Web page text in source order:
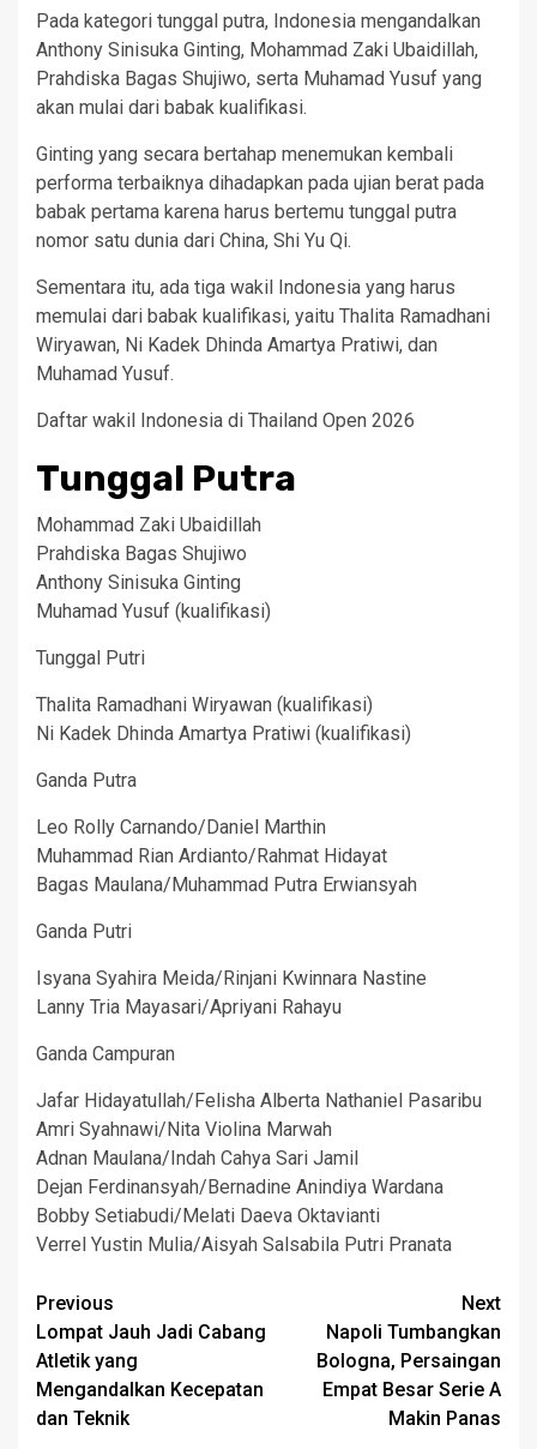
Pada kategori tunggal putra, Indonesia mengandalkan
Anthony Sinisuka Ginting, Mohammad Zaki Ubaidillah,
Prahdiska Bagas Shujiwo, serta Muhamad Yusuf yang
akan mulai dari babak kualifikasi.
Ginting yang secara bertahap menemukan kembali
performa terbaiknya dihadapkan pada ujian berat pada
babak pertama karena harus bertemu tunggal putra
nomor satu dunia dari China, Shi Yu Qi.
Sementara itu, ada tiga wakil Indonesia yang harus
memulai dari babak kualifikasi, yaitu Thalita Ramadhani
Wiryawan, Ni Kadek Dhinda Amartya Pratiwi, dan
Muhamad Yusuf.
Daftar wakil Indonesia di Thailand Open 2026
Tunggal Putra
Mohammad Zaki Ubaidillah
Prahdiska Bagas Shujiwo
Anthony Sinisuka Ginting
Muhamad Yusuf (kualifikasi)
Tunggal Putri
Thalita Ramadhani Wiryawan (kualifikasi)
Ni Kadek Dhinda Amartya Pratiwi (kualifikasi)
Ganda Putra
Leo Rolly Carnando/Daniel Marthin
Muhammad Rian Ardianto/Rahmat Hidayat
Bagas Maulana/Muhammad Putra Erwiansyah
Ganda Putri
Isyana Syahira Meida/Rinjani Kwinnara Nastine
Lanny Tria Mayasari/Apriyani Rahayu
Ganda Campuran
Jafar Hidayatullah/Felisha Alberta Nathaniel Pasaribu
Amri Syahnawi/Nita Violina Marwah
Adnan Maulana/Indah Cahya Sari Jamil
Dejan Ferdinansyah/Bernadine Anindiya Wardana
Bobby Setiabudi/Melati Daeva Oktavianti
Verrel Yustin Mulia/Aisyah Salsabila Putri Pranata
Post
navigation
Previous
Lompat Jauh Jadi Cabang
Atletik yang
Mengandalkan Kecepatan
dan Teknik
Next
Napoli Tumbangkan
Bologna, Persaingan
Empat Besar Serie A
Makin Panas